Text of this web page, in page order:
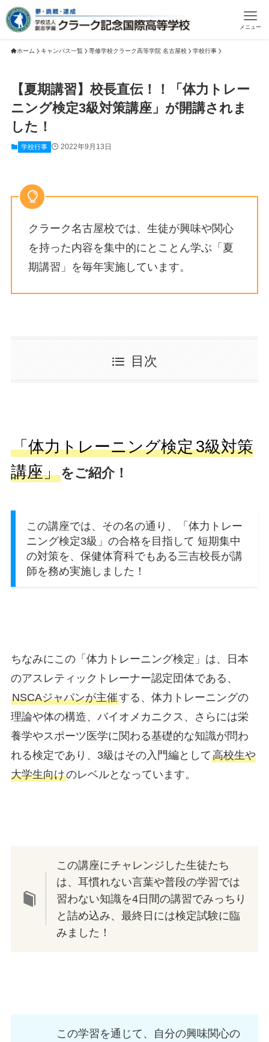
メニュー
ホーム キャンパス一覧 専修学校クラーク高等学院 名古屋校 学校行事
【夏期講習】校長直伝！！「体力トレー
ニング検定3級対策講座」が開講されま
した！
学校行事 2022年9月13日
クラーク名古屋校では、生徒が興味や関心
を持った内容を集中的にとことん学ぶ「夏
期講習」を毎年実施しています。
目次
「体力トレーニング検定3級対策
講座」をご紹介！
この講座では、その名の通り、「体力トレー
ニング検定3級」の合格を目指して 短期集中
の対策を、保健体育科でもある三吉校長が講
師を務め実施しました！
ちなみにこの「体力トレーニング検定」は、日本
のアスレティックトレーナー認定団体である、
NSCAジャパンが主催する、体力トレーニングの
理論や体の構造、バイオメカニクス、さらには栄
養学やスポーツ医学に関わる基礎的な知識が問わ
れる検定であり、3級はその入門編として高校生や
大学生向けのレベルとなっています。
この講座にチャレンジした生徒たち
は、耳慣れない言葉や普段の学習では
習わない知識を4日間の講習でみっちり
と詰め込み、最終日には検定試験に臨
みました！
この学習を通じて、自分の興味関心の